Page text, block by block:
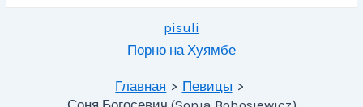
pisuli
Порно на Хуямбе
Главная
Певицы